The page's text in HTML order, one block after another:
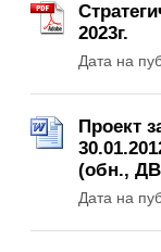
2023г.
Дата на
Проект
(обн.,
Дата на